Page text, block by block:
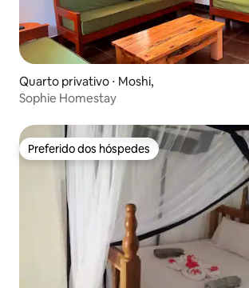
Quarto privativo ⋅ Moshi,
Sophie Homestay
Preferido dos hóspedes
Preferido dos hóspedes